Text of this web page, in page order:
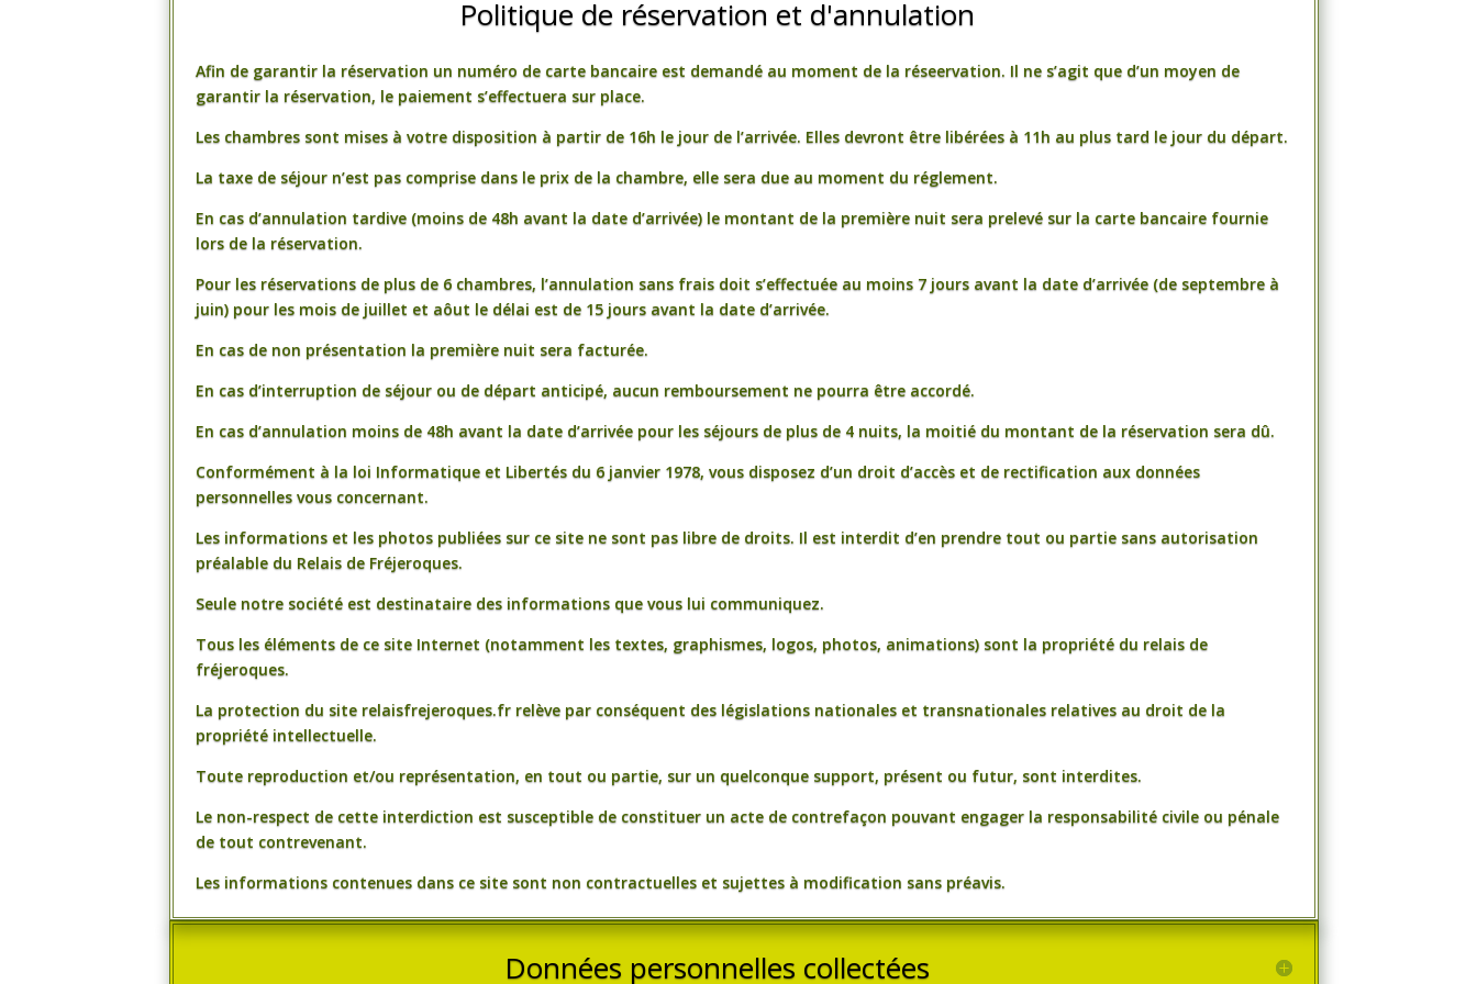
Politique de réservation et d'annulation
Afin de garantir la réservation un numéro de carte bancaire est demandé au moment de la réseervation. Il ne s’agit que d’un moyen de
garantir la réservation, le paiement s’effectuera sur place.
Les chambres sont mises à votre disposition à partir de 16h le jour de l’arrivée. Elles devront être libérées à 11h au plus tard le jour du départ.
La taxe de séjour n’est pas comprise dans le prix de la chambre, elle sera due au moment du réglement.
En cas d’annulation tardive (moins de 48h avant la date d’arrivée) le montant de la première nuit sera prelevé sur la carte bancaire fournie
lors de la réservation.
Pour les réservations de plus de 6 chambres, l’annulation sans frais doit s’effectuée au moins 7 jours avant la date d’arrivée (de septembre à
juin) pour les mois de juillet et aôut le délai est de 15 jours avant la date d’arrivée.
En cas de non présentation la première nuit sera facturée.
En cas d’interruption de séjour ou de départ anticipé, aucun remboursement ne pourra être accordé.
En cas d’annulation moins de 48h avant la date d’arrivée pour les séjours de plus de 4 nuits, la moitié du montant de la réservation sera dû.
Conformément à la loi Informatique et Libertés du 6 janvier 1978, vous disposez d’un droit d’accès et de rectification aux données
personnelles vous concernant.
Les informations et les photos publiées sur ce site ne sont pas libre de droits. Il est interdit d’en prendre tout ou partie sans autorisation
préalable du Relais de Fréjeroques.
Seule notre société est destinataire des informations que vous lui communiquez.
Tous les éléments de ce site Internet (notamment les textes, graphismes, logos, photos, animations) sont la propriété du relais de
fréjeroques.
La protection du site relaisfrejeroques.fr relève par conséquent des législations nationales et transnationales relatives au droit de la
propriété intellectuelle.
Toute reproduction et/ou représentation, en tout ou partie, sur un quelconque support, présent ou futur, sont interdites.
Le non-respect de cette interdiction est susceptible de constituer un acte de contrefaçon pouvant engager la responsabilité civile ou pénale
de tout contrevenant.
Les informations contenues dans ce site sont non contractuelles et sujettes à modification sans préavis.
Données personnelles collectées